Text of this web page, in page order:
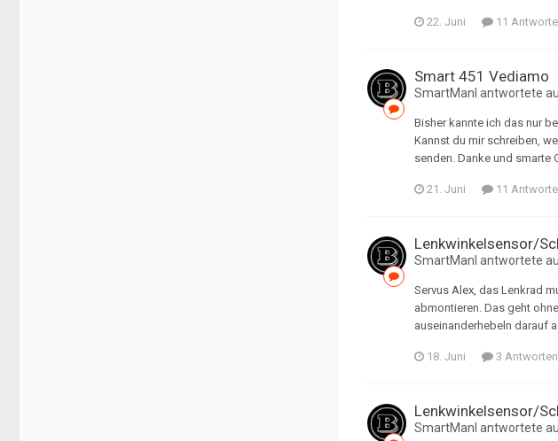
22. Juni 11
Smart 451 Vediamo
SmartManI antwortete
Bisher kannte ich das nur
Kannst du mir schreiben,
senden. Danke und smarte
21. Juni 11
Lenkwinkelsensor/
SmartManI antwortete
Servus Alex, das Lenkrad
abmontieren. Das geht
auseinanderhebeln darauf
18. Juni 3 Antworten
Lenkwinkelsensor/
SmartManI antwortete